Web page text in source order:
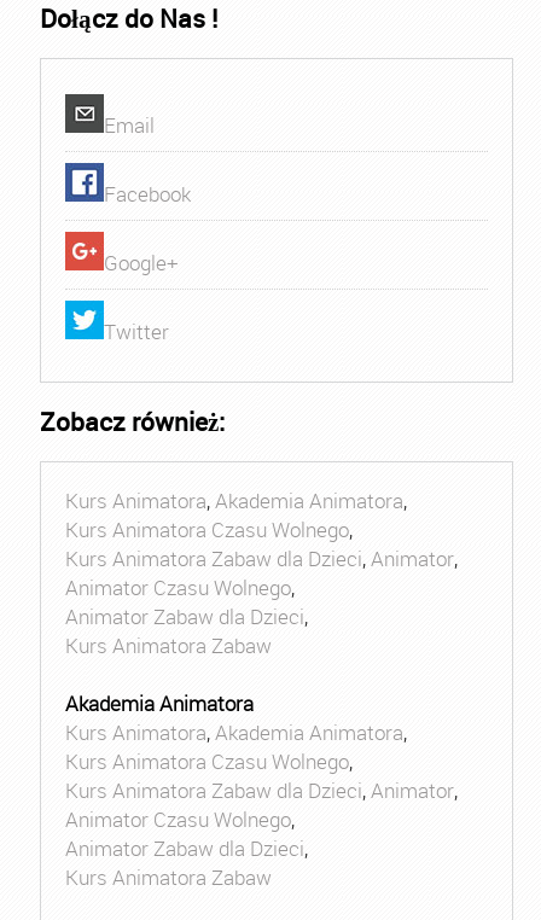
Dołącz do Nas !
Email
Facebook
Google+
Twitter
Zobacz również:
Kurs Animatora,Akademia Animatora,
Kurs Animatora Czasu Wolnego,
Kurs Animatora Zabaw dla Dzieci,Animator,
Animator Czasu Wolnego,
Animator Zabaw dla Dzieci,
Kurs Animatora Zabaw
Akademia Animatora
Kurs Animatora,Akademia Animatora,
Kurs Animatora Czasu Wolnego,
Kurs Animatora Zabaw dla Dzieci,Animator,
Animator Czasu Wolnego,
Animator Zabaw dla Dzieci,
Kurs Animatora Zabaw